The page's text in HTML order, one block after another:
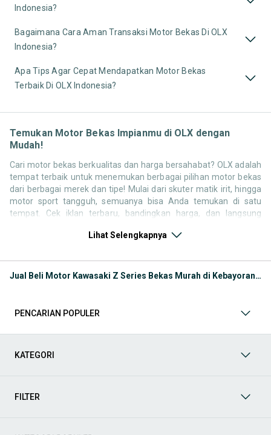
Indonesia?
Bagaimana Cara Aman Transaksi Motor Bekas Di OLX
Indonesia?
Apa Tips Agar Cepat Mendapatkan Motor Bekas
Terbaik Di OLX Indonesia?
Temukan Motor Bekas Impianmu di OLX dengan
Mudah!
Cari motor bekas berkualitas dan harga bersahabat? OLX adalah
tempat terbaik untuk menemukan berbagai pilihan motor bekas
dari berbagai merek dan tipe! Mulai dari skuter matik irit, hingga
motor sport tangguh, semuanya bisa Anda temukan di satu
tempat. Cek iklan terbaru, bandingkan harga, dan langsung
motor bekas, jangan lewatkan juga kategori pendukung lainnya
atau bekas
Mulai dari box motor, windshield, jok custom, spion, hingga
sekadar menambah kenyamanan berkendara.
cross, dalam kondisi baru maupun bekas layak pakai.
Lihat Selengkapnya
Jual Beli Motor Kawasaki Z Series Bekas Murah di Kebayoran Baru
PENCARIAN POPULER
KATEGORI
FILTER